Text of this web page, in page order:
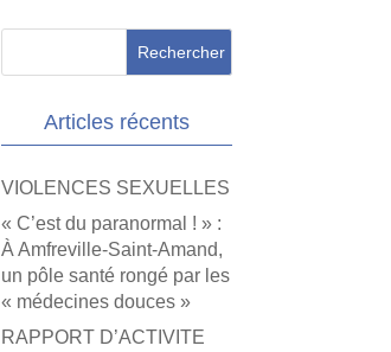
Articles récents
VIOLENCES SEXUELLES
« C’est du paranormal ! » :
À Amfreville-Saint-Amand,
un pôle santé rongé par les
« médecines douces »
RAPPORT D’ACTIVITE